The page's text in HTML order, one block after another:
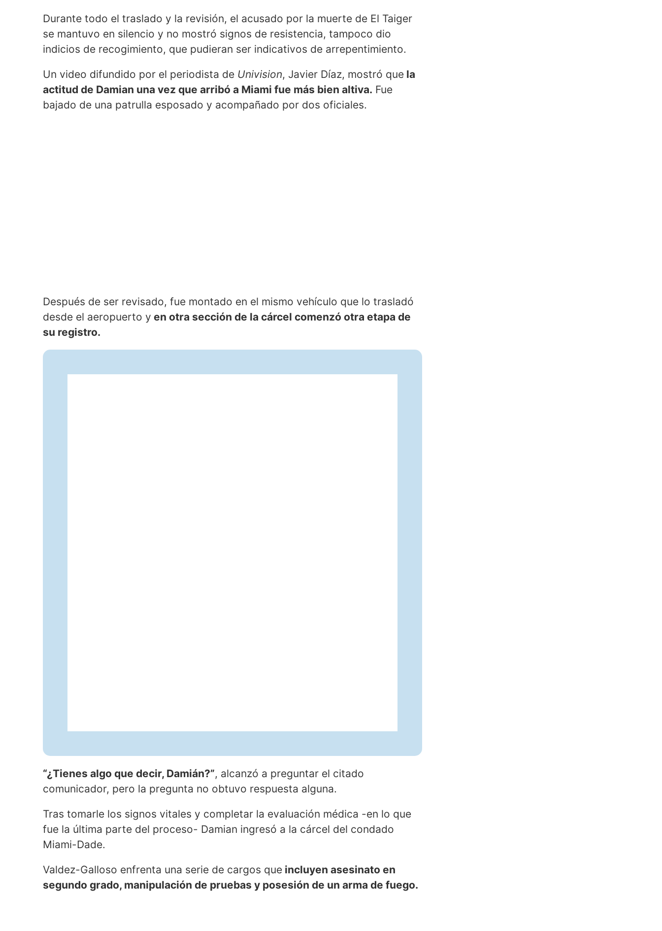
Durante todo el traslado y la revisión, el acusado por la muerte de El Taiger
se mantuvo en silencio y no mostró signos de resistencia, tampoco dio
indicios de recogimiento, que pudieran ser indicativos de arrepentimiento.
Un video difundido por el periodista de Univision, Javier Díaz, mostró que la
actitud de Damian una vez que arribó a Miami fue más bien altiva. Fue
bajado de una patrulla esposado y acompañado por dos oficiales.
Después de ser revisado, fue montado en el mismo vehículo que lo trasladó
desde el aeropuerto y en otra sección de la cárcel comenzó otra etapa de
su registro.
“¿Tienes algo que decir, Damián?”, alcanzó a preguntar el citado
comunicador, pero la pregunta no obtuvo respuesta alguna.
Tras tomarle los signos vitales y completar la evaluación médica -en lo que
fue la última parte del proceso- Damian ingresó a la cárcel del condado
Miami-Dade.
Valdez-Galloso enfrenta una serie de cargos que incluyen asesinato en
segundo grado, manipulación de pruebas y posesión de un arma de fuego.